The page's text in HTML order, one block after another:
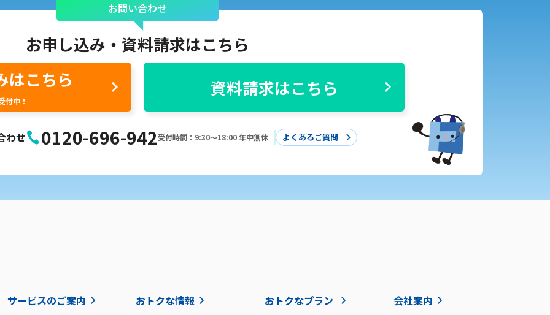
お問い合わせ
お申し込み・ 資料請求はこちら
はこちら
付中！
資料請求はこちら
わせ 0120-696-942受付時間：9:30〜18:00 年中無休 よくあるご質問
サービスのご案内 おトクな情報
おトクなプラン
会社案内